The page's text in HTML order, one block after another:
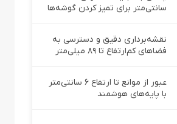
سانتی‌متر برای تمیز کردن گوشه‌ها
نقشه‌برداری دقیق و دسترسی به
فضاهای کم‌ارتفاع تا ۸۹ میلی‌متر
عبور از موانع تا ارتفاع ۶ سانتی‌متر
با پایه‌های هوشمند